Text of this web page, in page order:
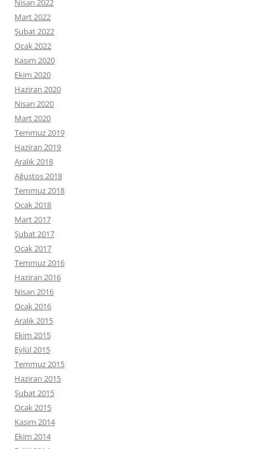
Mart 2022
Şubat 2022
Ocak 2022
Kasım 2020
Ekim 2020
Haziran 2020
Nisan 2020
Mart 2020
Temmuz 2019
Haziran 2019
Aralık 2018
Ağustos 2018
Temmuz 2018
Ocak 2018
Mart 2017
Şubat 2017
Ocak 2017
Temmuz 2016
Haziran 2016
Nisan 2016
Ocak 2016
Aralık 2015
Ekim 2015
Eylül 2015
Temmuz 2015
Haziran 2015
Şubat 2015
Ocak 2015
Kasım 2014
Ekim 2014